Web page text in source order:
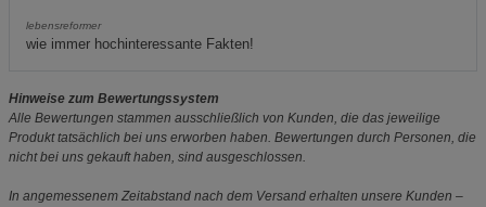
lebensreformer
wie immer hochinteressante Fakten!
Hinweise zum Bewertungssystem
Alle Bewertungen stammen ausschließlich von Kunden, die das jeweilige
Produkt tatsächlich bei uns erworben haben. Bewertungen durch Personen, die
nicht bei uns gekauft haben, sind ausgeschlossen.
In angemessenem Zeitabstand nach dem Versand erhalten unsere Kunden –